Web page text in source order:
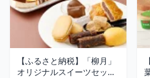
【ふるさと納税】「柳月」
オリジナルスイーツセット